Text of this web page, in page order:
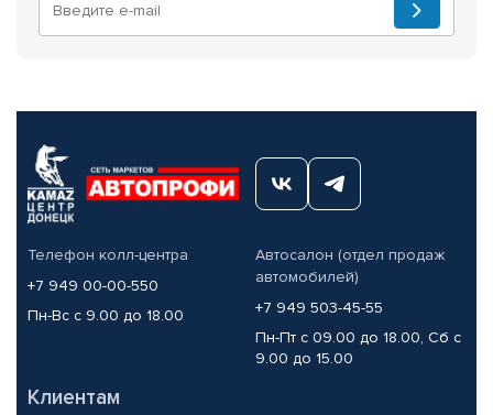
Телефон колл-центра
+7 949 00-00-550
Пн-Вс с 9.00 до 18.00
Автосалон (отдел продаж
автомобилей)
+7 949 503-45-55
Пн-Пт с 09.00 до 18.00, Сб с
9.00 до 15.00
Клиентам